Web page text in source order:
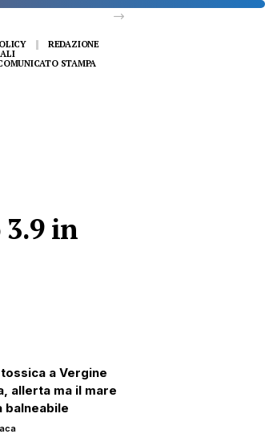
REDAZIONE
STAMPA
in
a Vergine
allerta ma il mare
balneabile